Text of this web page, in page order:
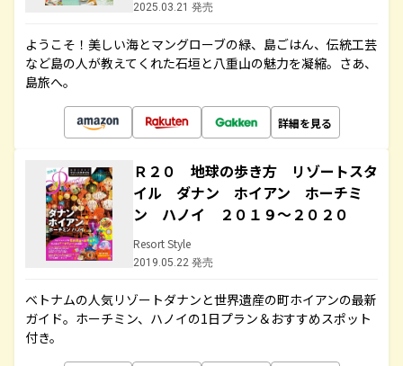
2025.03.21 発売
ようこそ！美しい海とマングローブの緑、島ごはん、伝統工芸
など島の人が教えてくれた石垣と八重山の魅力を凝縮。さあ、
島旅へ。
詳細を見る
Ｒ２０ 地球の歩き方 リゾートスタ
イル ダナン ホイアン ホーチミ
ン ハノイ ２０１９～２０２０
Resort Style
2019.05.22 発売
ベトナムの人気リゾートダナンと世界遺産の町ホイアンの最新
ガイド。ホーチミン、ハノイの1日プラン＆おすすめスポット
付き。